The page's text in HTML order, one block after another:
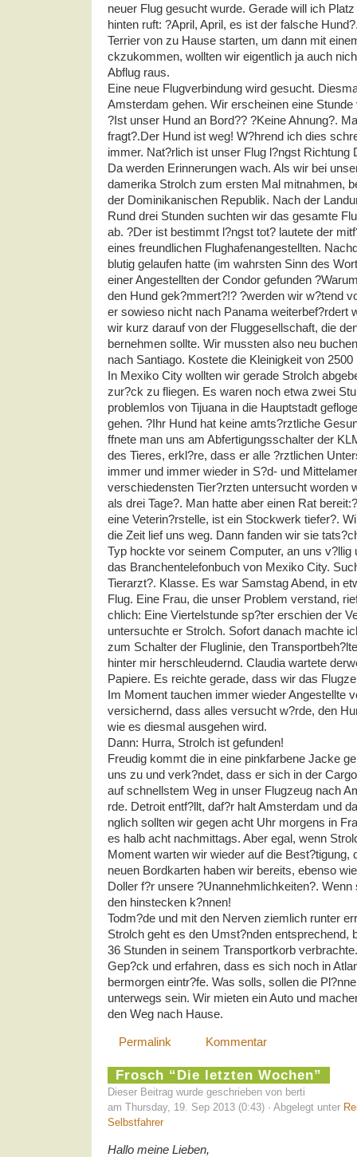
neuer Flug gesucht wurde. Gerade will ich
hinten ruft: ?April, April, es ist der falsche
Terrier von zu Hause starten, um dann mit
ckzukommen, wollten wir eigentlich ja auch
Abflug raus.
Eine neue Flugverbindung wird gesucht.
Amsterdam gehen. Wir erscheinen eine
?Ist unser Hund an Bord?? ?Keine Ahnung?.
fragt?.Der Hund ist weg! W?hrend ich dies
immer. Nat?rlich ist unser Flug l?ngst Richtung
Da werden Erinnerungen wach. Als wir bei
damerika Strolch zum ersten Mal mitnahmen,
der Dominikanischen Republik. Nach der
Rund drei Stunden suchten wir das gesamte
ab. ?Der ist bestimmt l?ngst tot? lautete der
eines freundlichen Flughafenangestellten.
blutig gelaufen hatte (im wahrsten Sinn des
einer Angestellten der Condor gefunden
den Hund gek?mmert?!? ?werden wir w?tend
er sowieso nicht nach Panama weiterbef?rdert
wir kurz darauf von der Fluggesellschaft, die
bernehmen sollte. Wir mussten also neu
nach Santiago. Kostete die Kleinigkeit von 2500
In Mexiko City wollten wir gerade Strolch
zur?ck zu fliegen. Es waren noch etwa zwei
problemlos von Tijuana in die Hauptstadt
gehen. ?Ihr Hund hat keine amts?rztliche
ffnete man uns am Abfertigungsschalter der
des Tieres, erkl?re, dass er alle ?rztlichen
immer und immer wieder in S?d- und
verschiedensten Tier?rzten untersucht worden
als drei Tage?. Man hatte aber einen Rat
eine Veterin?rstelle, ist ein Stockwerk tiefer?.
die Zeit lief uns weg. Dann fanden wir sie
Typ hockte vor seinem Computer, an uns v?llig
das Branchentelefonbuch von Mexiko City.
Tierarzt?. Klasse. Es war Samstag Abend, in
Flug. Eine Frau, die unser Problem verstand,
chlich: Eine Viertelstunde sp?ter erschien der
untersuchte er Strolch. Sofort danach machte
zum Schalter der Fluglinie, den
hinter mir herschleudernd. Claudia wartete
Papiere. Es reichte gerade, dass wir das
Im Moment tauchen immer wieder Angestellte
versichernd, dass alles versucht w?rde, den
wie es diesmal ausgehen wird.
Dann: Hurra, Strolch ist gefunden!
Freudig kommt die in eine pinkfarbene Jacke
uns zu und verk?ndet, dass er sich in der
auf schnellstem Weg in unser Flugzeug nach
rde. Detroit entf?llt, daf?r halt Amsterdam und
nglich sollten wir gegen acht Uhr morgens in
es halb acht nachmittags. Aber egal, wenn
Moment warten wir wieder auf die Best?tigung,
neuen Bordkarten haben wir bereits, ebenso
Doller f?r unsere ?Unannehmlichkeiten?.
den hinstecken k?nnen!
Todm?de und mit den Nerven ziemlich runter
Strolch geht es den Umst?nden entsprechend,
36 Stunden in seinem Transportkorb
Gep?ck und erfahren, dass es sich noch in
bermorgen eintr?fe. Was solls, sollen die
unterwegs sein. Wir mieten ein Auto und
den Weg nach Hause.
Permalink Kommentar
Frosch “Die letzten Wochen”
Dieser Beitrag wurde geschrieben von berti
am Thursday, 19. Sep 2013 (0:43) · Abgelegt unter
Selbstfahrer
Hallo meine Lieben,